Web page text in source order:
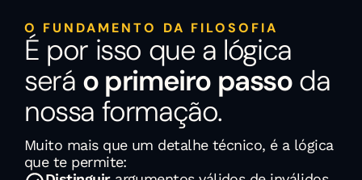
O FUNDAMENTO DA FILOSOFIA
É por isso que a lógica
será o primeiro passo da
nossa formação.
Muito mais que um detalhe técnico, é a lógica
que te permite: